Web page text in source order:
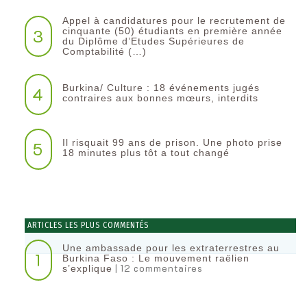
3
Appel à candidatures pour le recrutement de
cinquante (50) étudiants en première année
du Diplôme d’Etudes Supérieures de
Comptabilité (…)
4
Burkina/ Culture : 18 événements jugés
contraires aux bonnes mœurs, interdits
5
Il risquait 99 ans de prison. Une photo prise
18 minutes plus tôt a tout changé
ARTICLES LES PLUS COMMENTÉS
1
Une ambassade pour les extraterrestres au
Burkina Faso : Le mouvement raëlien
s’explique | 12 commentaires